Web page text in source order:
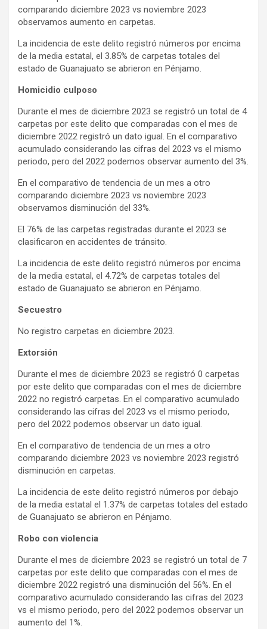
comparando diciembre 2023 vs noviembre 2023
observamos aumento en carpetas.
La incidencia de este delito registró números por encima
de la media estatal, el 3.85% de carpetas totales del
estado de Guanajuato se abrieron en Pénjamo.
Homicidio culposo
Durante el mes de diciembre 2023 se registró un total de 4
carpetas por este delito que comparadas con el mes de
diciembre 2022 registró un dato igual. En el comparativo
acumulado considerando las cifras del 2023 vs el mismo
periodo, pero del 2022 podemos observar aumento del 3%.
En el comparativo de tendencia de un mes a otro
comparando diciembre 2023 vs noviembre 2023
observamos disminución del 33%.
El 76% de las carpetas registradas durante el 2023 se
clasificaron en accidentes de tránsito.
La incidencia de este delito registró números por encima
de la media estatal, el 4.72% de carpetas totales del
estado de Guanajuato se abrieron en Pénjamo.
Secuestro
No registro carpetas en diciembre 2023.
Extorsión
Durante el mes de diciembre 2023 se registró 0 carpetas
por este delito que comparadas con el mes de diciembre
2022 no registró carpetas. En el comparativo acumulado
considerando las cifras del 2023 vs el mismo periodo,
pero del 2022 podemos observar un dato igual.
En el comparativo de tendencia de un mes a otro
comparando diciembre 2023 vs noviembre 2023 registró
disminución en carpetas.
La incidencia de este delito registró números por debajo
de la media estatal el 1.37% de carpetas totales del estado
de Guanajuato se abrieron en Pénjamo.
Robo con violencia
Durante el mes de diciembre 2023 se registró un total de 7
carpetas por este delito que comparadas con el mes de
diciembre 2022 registró una disminución del 56%. En el
comparativo acumulado considerando las cifras del 2023
vs el mismo periodo, pero del 2022 podemos observar un
aumento del 1%.